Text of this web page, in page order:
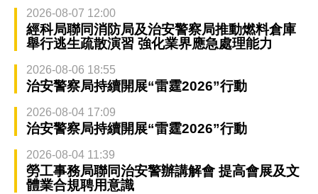
2026-08-07 12:00
經科局聯同消防局及治安警察局推動燃料倉庫
舉行逃生疏散演習 強化業界應急處理能力
2026-08-06 18:55
治安警察局持續開展“雷霆2026”行動
2026-08-04 17:09
治安警察局持續開展“雷霆2026”行動
2026-08-04 11:39
勞工事務局聯同治安警辦講解會 提高會展及文
體業合規聘用意識